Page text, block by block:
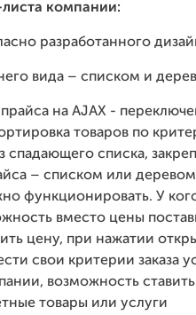
компании:
разработанного
вида – списком и
на AJAX -
товаров по
спадающего списка,
– списком или
функционировать. У
вместо цены
цену, при нажатии
свои критерии заказа
возможность
товары или услуги